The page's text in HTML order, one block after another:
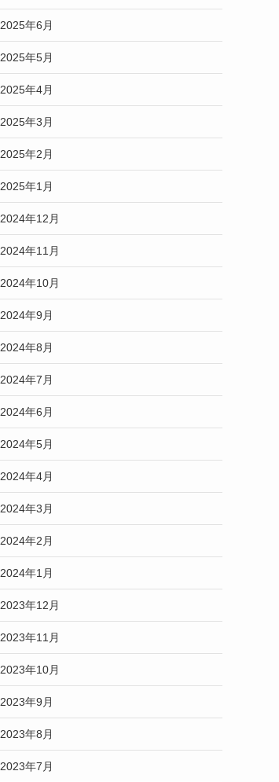
2025年6月
2025年5月
2025年4月
2025年3月
2025年2月
2025年1月
2024年12月
2024年11月
2024年10月
2024年9月
2024年8月
2024年7月
2024年6月
2024年5月
2024年4月
2024年3月
2024年2月
2024年1月
2023年12月
2023年11月
2023年10月
2023年9月
2023年8月
2023年7月